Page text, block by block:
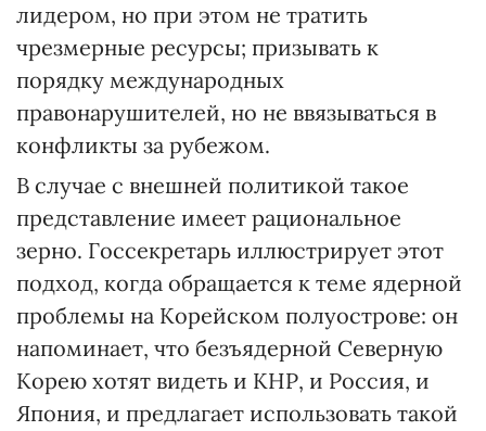
лидером, но при этом не тратить
чрезмерные ресурсы; призывать к
порядку международных
правонарушителей, но не ввязываться в
конфликты за рубежом.
В случае с внешней политикой такое
представление имеет рациональное
зерно. Госсекретарь иллюстрирует этот
подход, когда обращается к теме ядерной
проблемы на Корейском полуострове: он
напоминает, что безъядерной Северную
Корею хотят видеть и КНР, и Россия, и
Япония, и предлагает использовать такой